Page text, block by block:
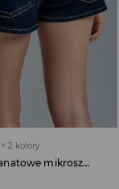
+ 2 kolory
Ciemnogranatowe mikroszorty jeansowe low waist